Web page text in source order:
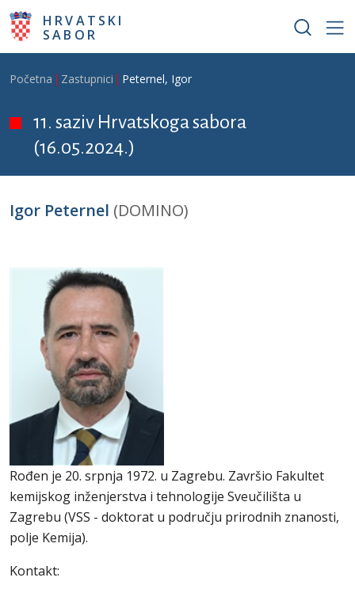
Skoči na glavni sadržaj
HRVATSKI
SABOR
Breadcrumb
Početna Zastupnici Peternel, Igor
11. saziv Hrvatskoga sabora
(16.05.2024.)
Igor Peternel (DOMINO)
Rođen je 20. srpnja 1972. u Zagrebu. Završio Fakultet
kemijskog inženjerstva i tehnologije Sveučilišta u
Zagrebu (VSS - doktorat u području prirodnih znanosti,
polje Kemija).
Kontakt: